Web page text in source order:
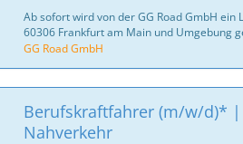
Ab sofort wird von der GG Road GmbH ein
60306 Frankfurt am Main und Umgebung
GG Road GmbH
Berufskraftfahrer (m/w/d)* |
Nahverkehr